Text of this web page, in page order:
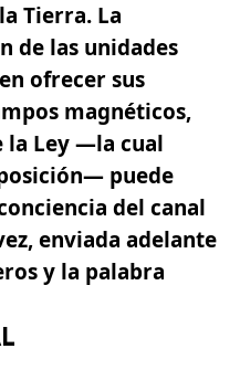
Tierra. La
de las unidades
ofrecer sus
magnéticos,
la Ley —la cual
puede
del canal
enviada adelante
y la palabra